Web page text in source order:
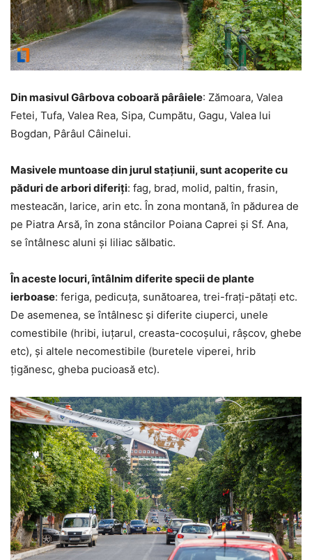
Din masivul Gârbova coboară pârâiele: Zămoara, Valea
Fetei, Tufa, Valea Rea, Sipa, Cumpătu, Gagu, Valea lui
Bogdan, Pârâul Câinelui.
Masivele muntoase din jurul staţiunii, sunt acoperite cu
păduri de arbori diferiţi: fag, brad, molid, paltin, frasin,
mesteacăn, larice, arin etc. În zona montană, în pădurea de
pe Piatra Arsă, în zona stâncilor Poiana Caprei şi Sf. Ana,
se întâlnesc aluni şi liliac sălbatic.
În aceste locuri, întâlnim diferite specii de plante
ierboase: feriga, pedicuţa, sunătoarea, trei-fraţi-pătaţi etc.
De asemenea, se întâlnesc şi diferite ciuperci, unele
comestibile (hribi, iuţarul, creasta-cocoşului, râşcov, ghebe
etc), şi altele necomestibile (buretele viperei, hrib
ţigănesc, gheba pucioasă etc).